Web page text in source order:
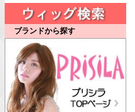
ブランドから探す